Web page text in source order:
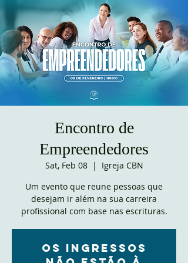
Encontro de
Empreendedores
Sat, Feb 08
  |
Igreja CBN
Um evento que reune pessoas que
desejam ir além na sua carreira
profissional com base nas escrituras.
Os ingressos